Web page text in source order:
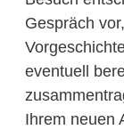
Gespräch
eventuell
Ihrem neuen